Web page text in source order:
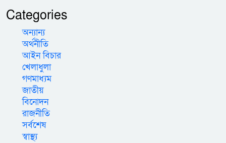
Categories
অন্যান্য
অর্থনীতি
আইন বিচার
খেলাধুলা
গণমাধ্যম
জাতীয়
বিনোদন
রাজনীতি
সর্বশেষ
স্বাস্থ্য